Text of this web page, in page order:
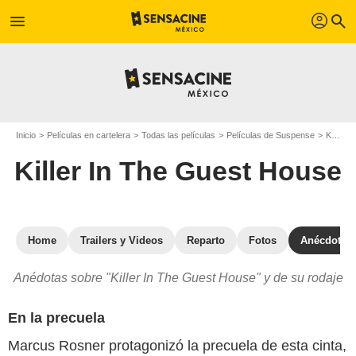
menu profil search
Inicio Películas en cartelera Todas las películas Películas de Suspense Killer In The Guest House
Killer In The Guest House
Home Trailers y Videos Reparto Fotos Anécdotas
Anédotas sobre "Killer In The Guest House" y de su rodaje
En la precuela
Marcus Rosner protagonizó la precuela de esta cinta,